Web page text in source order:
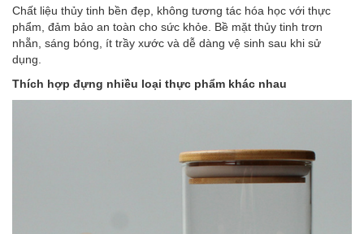
Chất liệu thủy tinh bền đẹp, không tương tác hóa học với thực
phẩm, đảm bảo an toàn cho sức khỏe. Bề mặt thủy tinh trơn
nhẵn, sáng bóng, ít trầy xước và dễ dàng vệ sinh sau khi sử
dụng.
Thích hợp đựng nhiều loại thực phẩm khác nhau